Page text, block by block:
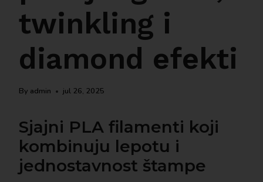
twinkling i
diamond efekti
By admin jul 26, 2025
Sjajni PLA filamenti koji
kombinuju lepotu i
jednostavnost štampe